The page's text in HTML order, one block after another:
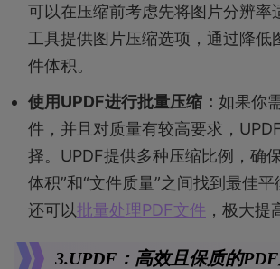
可以在压缩前考虑先将图片分辨率
工具提供图片压缩选项，通过降低
件体积。
使用UPDF进行批量压缩： 如果你
件，并且对质量有较高要求，
择。UPDF提供多种压缩比例，确
体积”和“文件质量”之间找到最佳
还可以批量处理PDF文件 ，极大提
3.UPDF：高效且保质的